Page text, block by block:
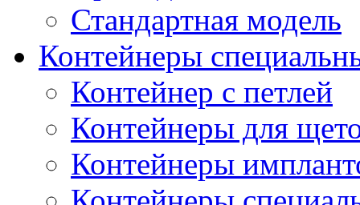
Стандартная модель
Контейнеры
Контейнер с петлей
Контейнеры для
Контейнеры